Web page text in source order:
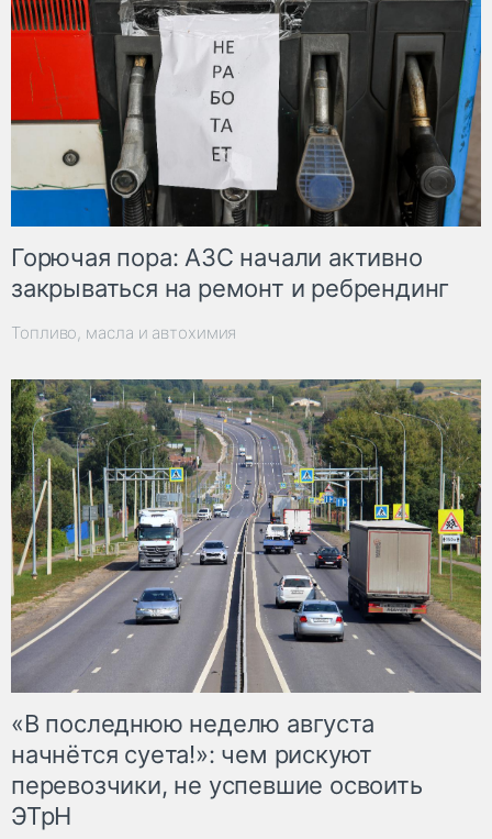
Горючая пора: АЗС начали активно
закрываться на ремонт и ребрендинг
Топливо, масла и автохимия
«В последнюю неделю августа
начнётся суета!»: чем рискуют
перевозчики, не успевшие освоить
ЭТрН